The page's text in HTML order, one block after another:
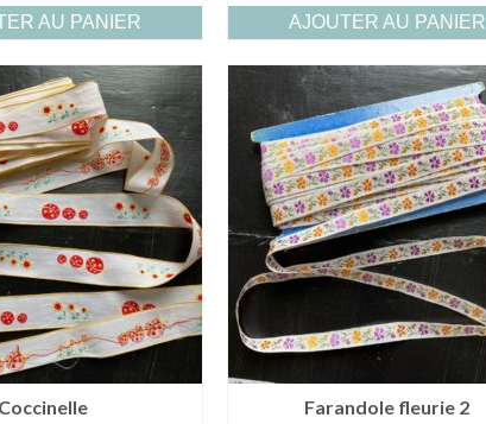
AU PANIER
AJOUTER AU PANIER
Coccinelle Farandole fleurie 2